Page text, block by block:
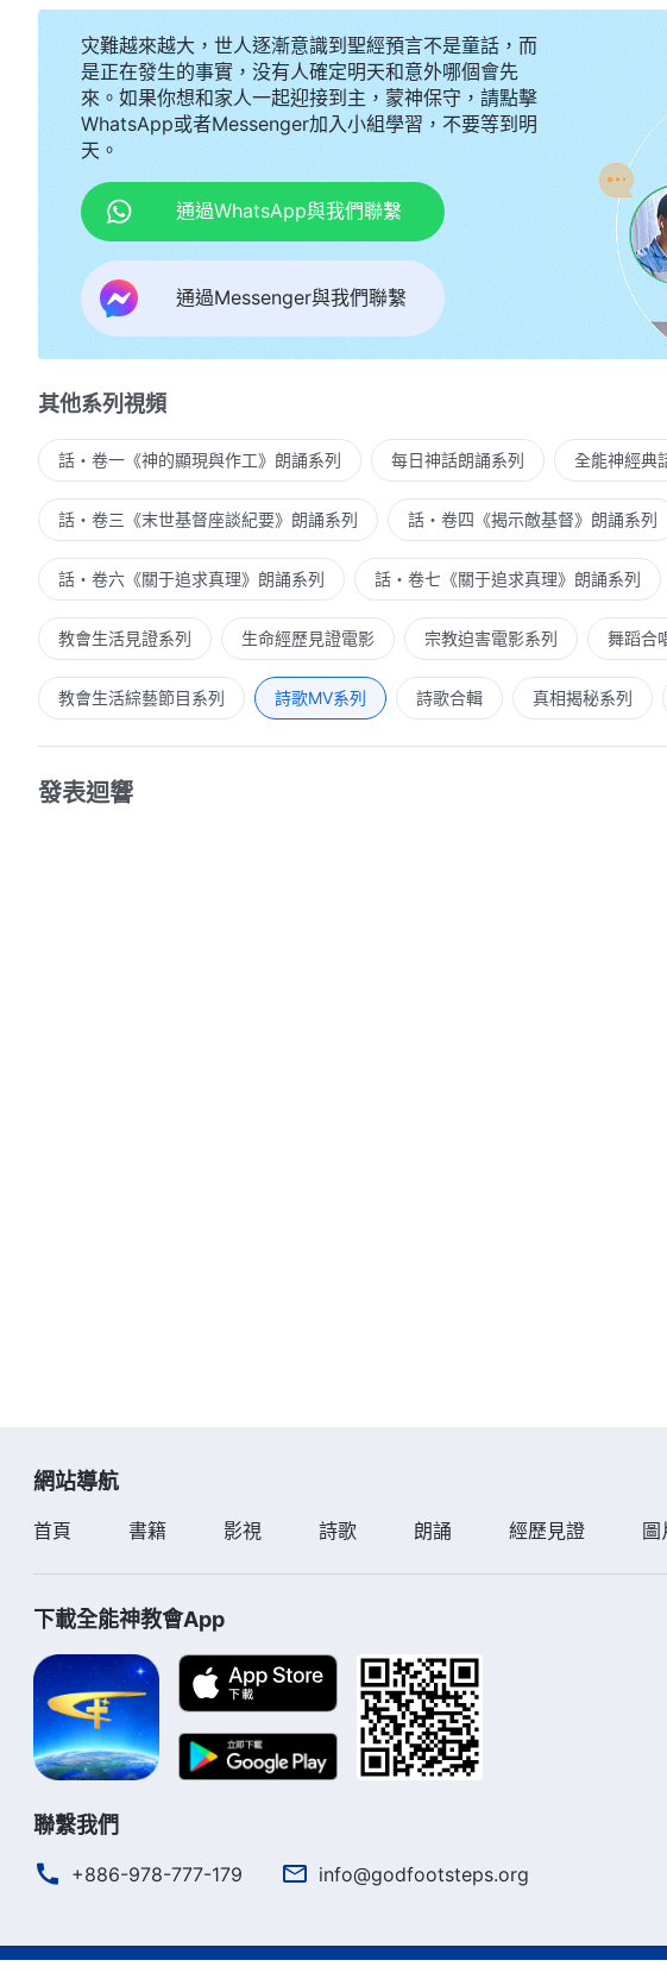
——《話・卷三
灾難越來越大，世人逐漸意識到聖經預言不是童話，而
是正在發生的事實，没有人確定明天和意外哪個會先
來。如果你想和家人一起迎接到主，蒙神保守，請點擊
WhatsApp或者Messenger加入小組學習，不要等到明
天。
通過WhatsApp與我們聯繫
通過Messenger與我們聯繫
其他系列視頻
話・卷一《神的顯現與作工》朗誦系列 每日神話朗誦系列 全能神經典
話・卷三《末世基督座談紀要》朗誦系列 話・卷四《揭示敵基督》朗誦系列
話・卷六《關于追求真理》朗誦系列 話・卷七《關于追求真理》朗誦系列
教會生活見證系列 生命經歷見證電影 宗教迫害電影系列 舞蹈合
教會生活綜藝節目系列 詩歌MV系列 詩歌合輯 真相揭秘系列
發表迴響
網站導航
首頁 書籍 影視 詩歌 朗誦 經歷見證 圖
下載全能神教會App
聯繫我們
+886-978-777-179 info@godfootsteps.org